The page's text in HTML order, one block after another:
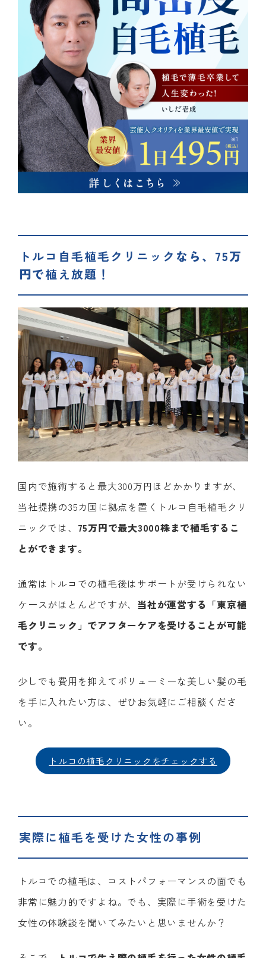
トルコ自毛植毛クリニック なら、75万
円で植え放題！
国内で施術すると最大300万円ほどかかりますが、
当社提携の35カ国に拠点を置くトルコ自毛植毛クリ
ニックでは、 75万円で最大3000株まで植毛するこ
とができます。
通常はトルコでの植毛後はサポートが受けられない
ケースがほとんどですが、 当社が運営する「東京植
毛クリニック」でアフターケアを受けることが可能
です。
少しでも費用を抑えてボリューミーな美しい髪の毛
を手に入れたい方は、ぜひお気軽にご相談くださ
い。
トルコの植毛クリニックをチェックする
実際に植毛を受けた女性の事例
トルコでの植毛は、コストパフォーマンスの面でも
非常に魅力的ですよね。でも、実際に手術を受けた
女性の体験談を聞いてみたいと思いませんか？